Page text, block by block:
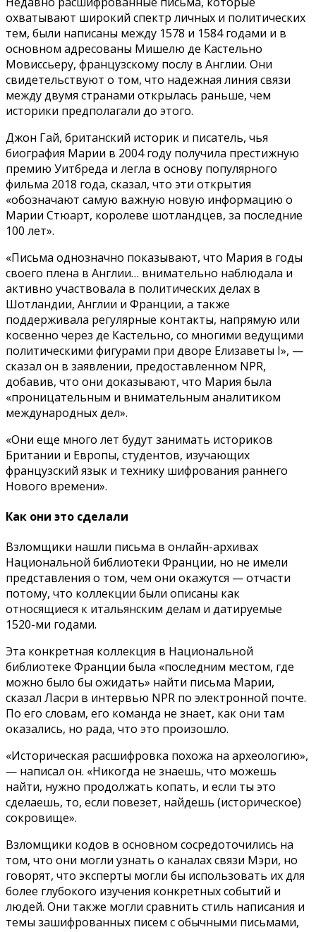
охватывают широкий спектр личных и политических
тем, были написаны между 1578 и 1584 годами и в
основном адресованы Мишелю де Кастельно
Мовиссьеру, французскому послу в Англии. Они
свидетельствуют о том, что надежная линия связи
между двумя странами открылась раньше, чем
историки предполагали до этого.
Джон Гай, британский историк и писатель, чья
биография Марии в 2004 году получила престижную
премию Уитбреда и легла в основу популярного
фильма 2018 года, сказал, что эти открытия
«обозначают самую важную новую информацию о
Марии Стюарт, королеве шотландцев, за последние
100 лет».
«Письма однозначно показывают, что Мария в годы
своего плена в Англии… внимательно наблюдала и
активно участвовала в политических делах в
Шотландии, Англии и Франции, а также
поддерживала регулярные контакты, напрямую или
косвенно через де Кастельно, со многими ведущими
политическими фигурами при дворе Елизаветы I», —
сказал он в заявлении, предоставленном NPR,
добавив, что они доказывают, что Мария была
«проницательным и внимательным аналитиком
международных дел».
«Они еще много лет будут занимать историков
Британии и Европы, студентов, изучающих
французский язык и технику шифрования раннего
Нового времени».
Как они это сделали
Взломщики нашли письма в онлайн-архивах
Национальной библиотеки Франции, но не имели
представления о том, чем они окажутся — отчасти
потому, что коллекции были описаны как
относящиеся к итальянским делам и датируемые
1520-ми годами.
Эта конкретная коллекция в Национальной
библиотеке Франции была «последним местом, где
можно было бы ожидать» найти письма Марии,
сказал Ласри в интервью NPR по электронной почте.
По его словам, его команда не знает, как они там
оказались, но рада, что это произошло.
«Историческая расшифровка похожа на археологию»,
— написал он. «Никогда не знаешь, что можешь
найти, нужно продолжать копать, и если ты это
сделаешь, то, если повезет, найдешь (историческое)
сокровище».
Взломщики кодов в основном сосредоточились на
том, что они могли узнать о каналах связи Мэри, но
говорят, что эксперты могли бы использовать их для
более глубокого изучения конкретных событий и
людей. Они также могли сравнить стиль написания и
темы зашифрованных писем с обычными письмами,